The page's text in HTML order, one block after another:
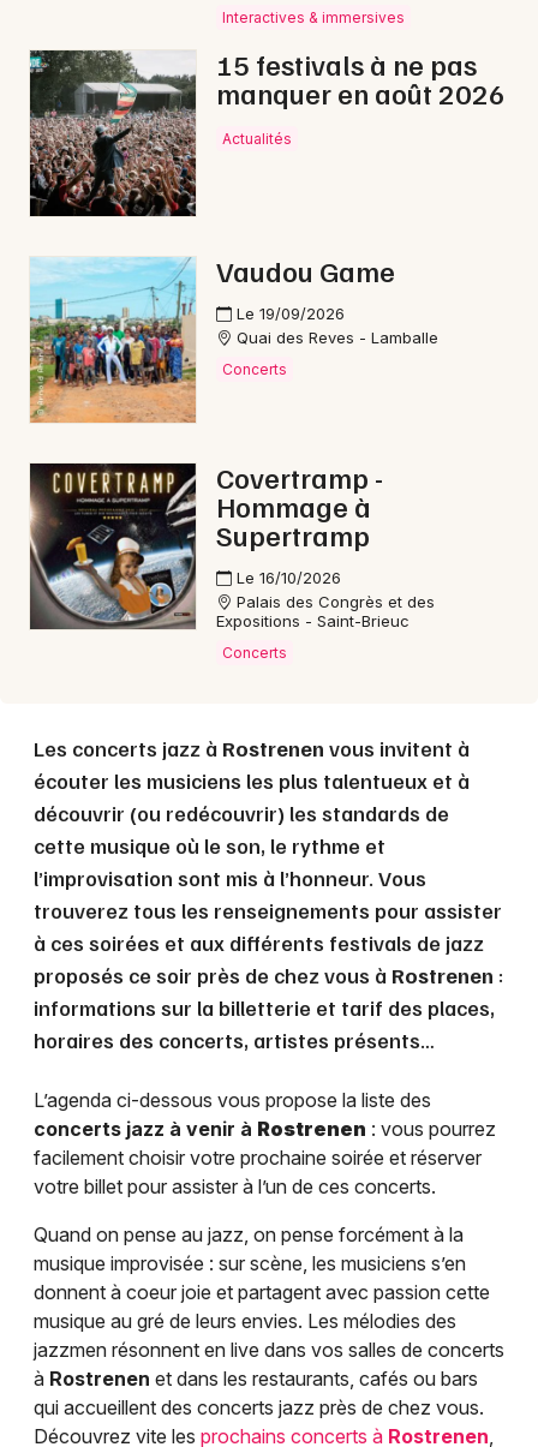
Artistes en tournée
Actus à Rostrenen
Magazine à Rostrenen
22 - Côtes d'Armor
Choisir mes départements
Mon email
Je m'abonne
Interactives & immersives
15 festivals à ne pas
manquer en août 2026
Actualités
Vaudou Game
Le 19/09/2026
Quai des Reves - Lamballe
Concerts
Covertramp -
Hommage à
Supertramp
Le 16/10/2026
Palais des Congrès et des
Expositions - Saint-Brieuc
Concerts
Les concerts jazz à Rostrenen vous invitent à
écouter les musiciens les plus talentueux et à
découvrir (ou redécouvrir) les standards de
cette musique où le son, le rythme et
l’improvisation sont mis à l’honneur. Vous
trouverez tous les renseignements pour assister
à ces soirées et aux différents festivals de jazz
proposés ce soir près de chez vous à Rostrenen :
informations sur la billetterie et tarif des places,
horaires des concerts, artistes présents…
L’agenda ci-dessous vous propose la liste des
concerts jazz à venir à Rostrenen : vous pourrez
facilement choisir votre prochaine soirée et réserver
votre billet pour assister à l’un de ces concerts.
Quand on pense au jazz, on pense forcément à la
musique improvisée : sur scène, les musiciens s’en
donnent à coeur joie et partagent avec passion cette
musique au gré de leurs envies. Les mélodies des
jazzmen résonnent en live dans vos salles de concerts
à Rostrenen et dans les restaurants, cafés ou bars
qui accueillent des concerts jazz près de chez vous.
Découvrez vite les prochains concerts à Rostrenen,